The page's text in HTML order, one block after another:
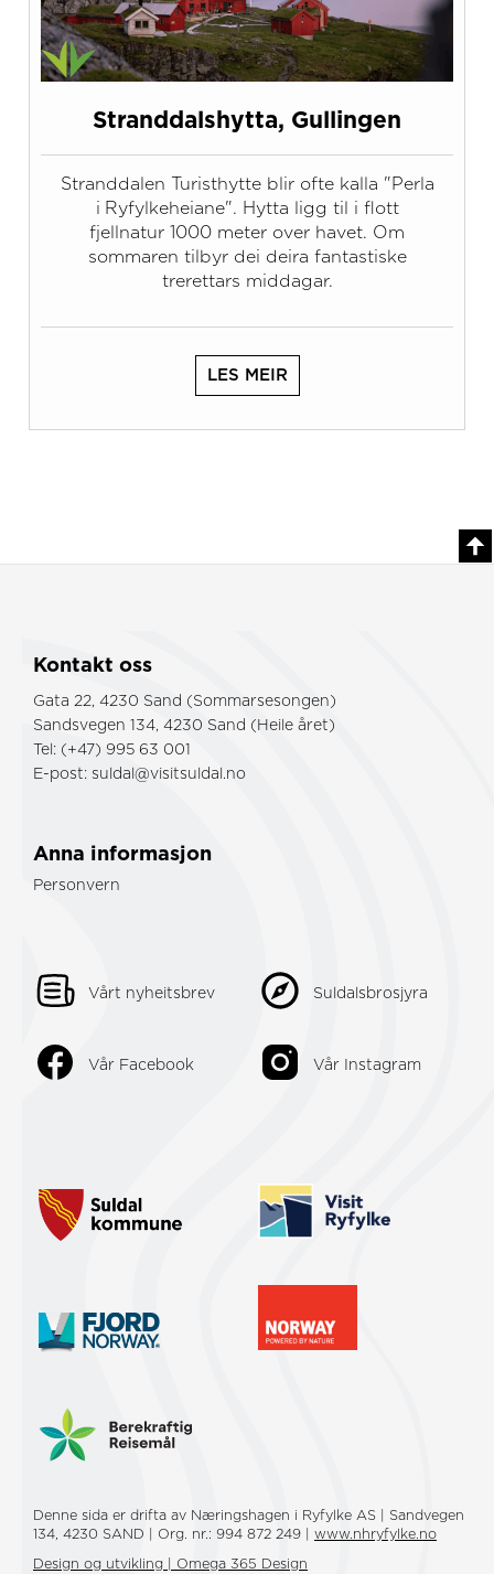
Stranddalshytta, Gullingen
Stranddalen Turisthytte blir ofte kalla "Perla
i Ryfylkeheiane". Hytta ligg til i flott
fjellnatur 1000 meter over havet. Om
sommaren tilbyr dei deira fantastiske
trerettars middagar.
LES MEIR
Kontakt oss
Gata 22, 4230 Sand (Sommarsesongen)
Sandsvegen 134, 4230 Sand (Heile året)
Tel: (+47) 995 63 001
E-post: suldal@visitsuldal.no
Anna informasjon
Personvern
Vårt nyheitsbrev Suldalsbrosjyra
Vår Facebook Vår Instagram
Denne sida er drifta av Næringshagen i Ryfylke AS | Sandvegen
134, 4230 SAND | Org. nr.: 994 872 249 | www.nhryfylke.no
Design og utvikling | Omega 365 Design